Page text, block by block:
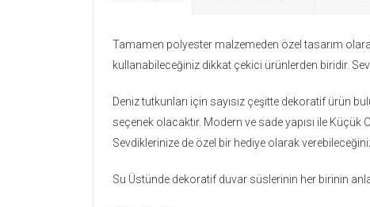
Tamamen polyester malzemeden özel tasarım
kullanabileceğiniz dikkat çekici ürünlerden biridir.
Deniz tutkunları için sayısız çeşitte dekoratif ürün
seçenek olacaktır. Modern ve sade yapısı ile Küçük
Sevdiklerinize de özel bir hediye olarak
Su Üstünde dekoratif duvar süslerinin her birinin